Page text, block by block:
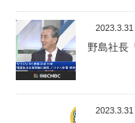
2023.3.31
野島社長
2023.3.31